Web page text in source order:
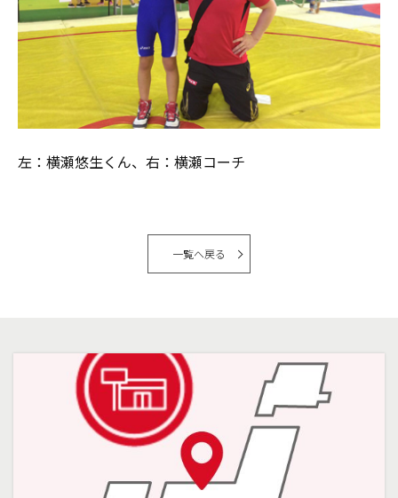
左：横瀬悠生くん、右：横瀬コーチ
一覧へ戻る